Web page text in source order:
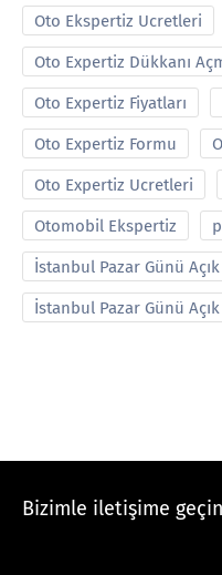
Oto Ekspertiz Ucretleri
Oto Expertiz Dükkanı
Oto Expertiz Fiyatları
Oto Expertiz Formu
Oto Expertiz Ucretleri
Otomobil Ekspertiz
İstanbul Pazar Günü
İstanbul Pazar Günü
Bizimle iletişime geçin